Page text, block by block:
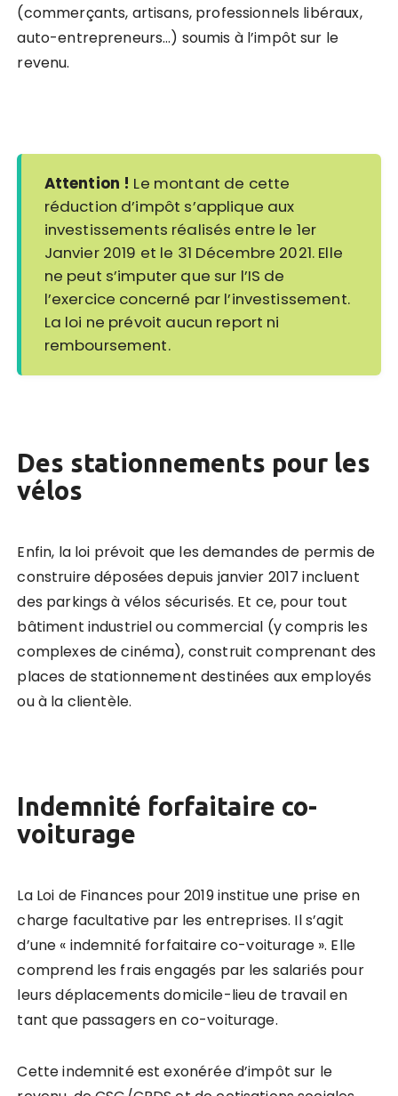
(commerçants, artisans, professionnels libéraux,
auto-entrepreneurs…) soumis à l’impôt sur le
revenu.
Attention ! Le montant de cette
réduction d’impôt s’applique aux
investissements réalisés entre le 1er
Janvier 2019 et le 31 Décembre 2021. Elle
ne peut s’imputer que sur l’IS de
l’exercice concerné par l’investissement.
La loi ne prévoit aucun report ni
remboursement.
Des stationnements pour les
vélos
Enfin, la loi prévoit que les demandes de permis de
construire déposées depuis janvier 2017 incluent
des parkings à vélos sécurisés. Et ce, pour tout
bâtiment industriel ou commercial (y compris les
complexes de cinéma), construit comprenant des
places de stationnement destinées aux employés
ou à la clientèle.
Indemnité forfaitaire co-
voiturage
La Loi de Finances pour 2019 institue une prise en
charge facultative par les entreprises. Il s’agit
d’une « indemnité forfaitaire co-voiturage ». Elle
comprend les frais engagés par les salariés pour
leurs déplacements domicile-lieu de travail en
tant que passagers en co-voiturage.
Cette indemnité est exonérée d’impôt sur le